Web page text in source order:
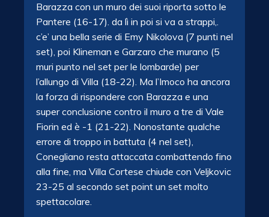
Barazza con un muro dei suoi riporta sotto le
Pantere (16-17). da lì in poi si va a strappi,.
c’e’ una bella serie di Emy Nikolova (7 punti nel
set), poi Klineman e Garzaro che murano (5
muri punto nel set per le lombarde) per
l’allungo di Villa (18-22). Ma l’Imoco ha ancora
la forza di rispondere con Barazza e una
super conclusione contro il muro a tre di Vale
Fiorin ed è -1 (21-22). Nonostante qualche
errore di troppo in battuta (4 nel set),
Conegliano resta attaccata combattendo fino
alla fine, ma Villa Cortese chiude con Veljkovic
23-25 al secondo set point un set molto
spettacolare.